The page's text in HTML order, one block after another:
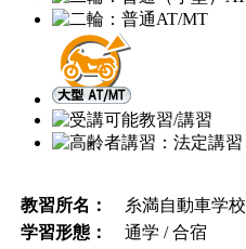
教習所名：
糸満自動車学校
学習形態：
通学 / 合宿